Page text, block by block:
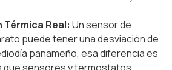
Real: Un sensor de
puede tener una desviación de
panameño, esa diferencia es
que sensores y termostatos